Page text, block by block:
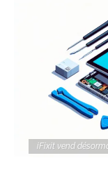
iFixit vend